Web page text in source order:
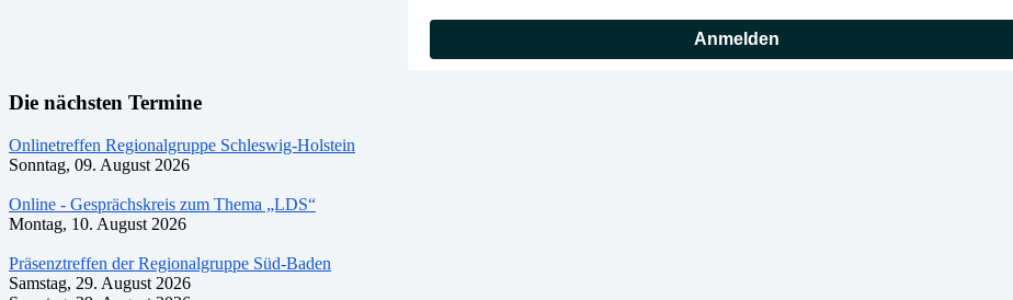
Anmelden
Die nächsten Termine
Onlinetreffen Regionalgruppe Schleswig-Holstein
Sonntag, 09. August 2026
Online - Gesprächskreis zum Thema „LDS“
Montag, 10. August 2026
Präsenztreffen der Regionalgruppe Süd-Baden
Samstag, 29. August 2026